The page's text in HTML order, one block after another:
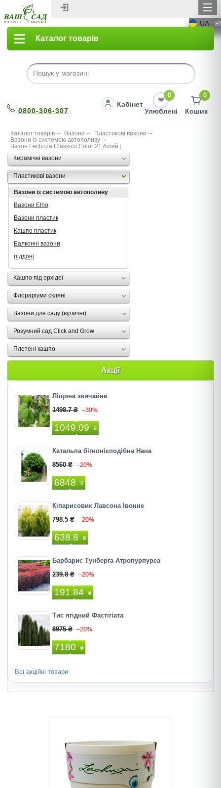
UA
Каталог товарів
0800-306-307
Кабінет
0
Улюблені
0
Кошик
Каталог товарів Вазони
Пластикові вазони
Вазони із системою автополиву
Вазон Lechuza Classico Color 21 білий
Керамічні вазони
Пластикові вазони
Вазони із системою автополиву
Вазони Elho
Вазони пластик
Кашпо пластик
Балконні вазони
піддоні
Кашпо під орхідеї
Флораріуми скляні
Вазони для саду (вуличні)
Розумний сад Click and Grow
Плетені кашпо
Акції
Ліщина звичайна
1498.7 ₴ –30%
1049.09 ₴
Катальпа бігнонієподібна Нана
8560 ₴ –20%
6848 ₴
Кіпарисовик Лавсона Івонне
798.5 ₴ –20%
638.8 ₴
Барбарис Тунберга Атропурпуреа
239.8 ₴ –20%
191.84 ₴
Тис ягідний Фастігіата
8975 ₴ –20%
7180 ₴
Всі акційні товари